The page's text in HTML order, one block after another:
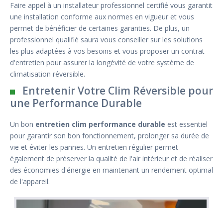
Faire appel à un installateur professionnel certifié vous garantit
une installation conforme aux normes en vigueur et vous
permet de bénéficier de certaines garanties. De plus, un
professionnel qualifié saura vous conseiller sur les solutions
les plus adaptées à vos besoins et vous proposer un contrat
d'entretien pour assurer la longévité de votre système de
climatisation réversible.
Entretenir Votre Clim Réversible pour
une Performance Durable
Un bon entretien clim performance durable est essentiel
pour garantir son bon fonctionnement, prolonger sa durée de
vie et éviter les pannes. Un entretien régulier permet
également de préserver la qualité de l'air intérieur et de réaliser
des économies d'énergie en maintenant un rendement optimal
de l'appareil.